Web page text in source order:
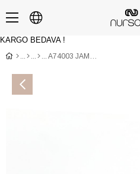
KARGO BEDAVA !
A74003 JAMAL GARNILI 12